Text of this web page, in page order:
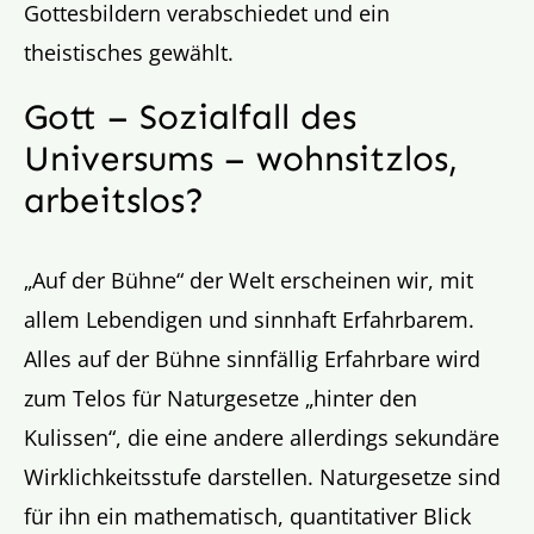
Gottesbildern verabschiedet und ein
theistisches gewählt.
Gott – Sozialfall des
Universums – wohnsitzlos,
arbeitslos?
„Auf der Bühne“ der Welt erscheinen wir, mit
allem Lebendigen und sinnhaft Erfahrbarem.
Alles auf der Bühne sinnfällig Erfahrbare wird
zum Telos für Naturgesetze „hinter den
Kulissen“, die eine andere allerdings sekundäre
Wirklichkeitsstufe darstellen. Naturgesetze sind
für ihn ein mathematisch, quantitativer Blick